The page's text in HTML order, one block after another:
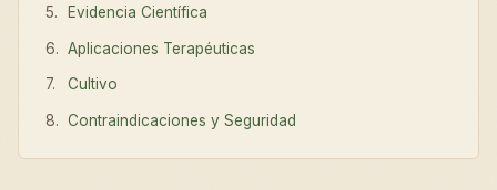
Evidencia Científica
Aplicaciones Terapéuticas
Cultivo
Contraindicaciones y Seguridad